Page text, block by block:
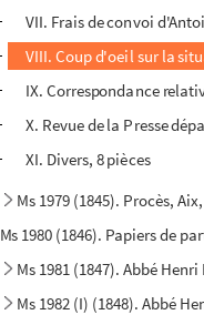
VII. Frais de convoi
VIII. Coup d'oeil sur la
IX. Correspondance
X. Revue de la Presse
XI. Divers, 8 pièces
Ms 1979 (1845). Procès,
Ms 1980 (1846). Papiers de
Ms 1981 (1847). Abbé
Ms 1982 (I) (1848). Abbé